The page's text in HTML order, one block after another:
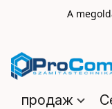
A
продаж